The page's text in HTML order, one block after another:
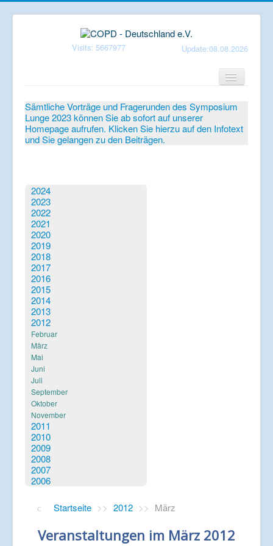
Visits: 5667977 Update:08.08.2026
Verein
Patientenbroschüren
Mediathek
Aktuelles
Veranstaltungen
Informationen
Verlinkungen
Sämtliche Vorträge und Fragerunden des Symposium
Lunge 2023 können Sie ab sofort auf unserer
Homepage aufrufen. Klicken Sie hierzu auf den Infotext
und Sie gelangen zu den Beiträgen.
2024
2023
2022
2021
2020
2019
2018
2017
2016
2015
2014
2013
2012
Februar
März
Mai
Juni
Juli
September
Oktober
November
2011
2010
2009
2008
2007
2006
Startseite >> 2012 >> März
Veranstaltungen im März 2012